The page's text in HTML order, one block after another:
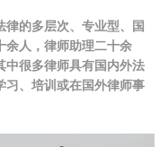
的多层次、专业型、国
余人，律师助理二十余
中很多律师具有国内外法
习、培训或在国外律师事